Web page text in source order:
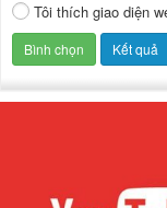
Tôi thích giao diện